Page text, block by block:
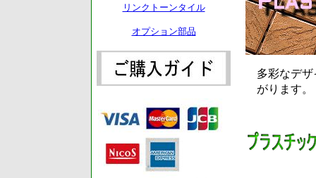
リンクトーンタイル
オプション部品
多彩なデザ
がります。